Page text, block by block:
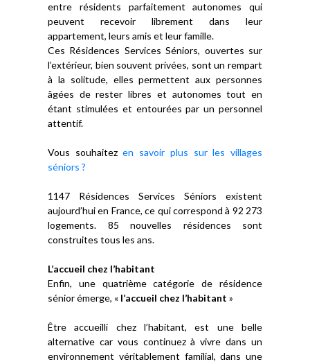
entre résidents parfaitement autonomes qui
peuvent recevoir librement dans leur
appartement, leurs amis et leur famille.
Ces Résidences Services Séniors, ouvertes sur
l’extérieur, bien souvent privées, sont un rempart
à la solitude, elles permettent aux personnes
âgées de rester libres et autonomes tout en
étant stimulées et entourées par un personnel
attentif.
Vous souhaitezen savoir plus sur les villages
séniors ?
1147 Résidences Services Séniors existent
aujourd’hui en France, ce qui correspond à 92 273
logements. 85 nouvelles résidences sont
construites tous les ans.
L’accueil chez l’habitant
Enfin, une quatrième catégorie de résidence
sénior émerge, « l’accueil chez l’habitant »
Être accueilli chez l’habitant, est une belle
alternative car vous continuez à vivre dans un
environnement véritablement familial, dans une